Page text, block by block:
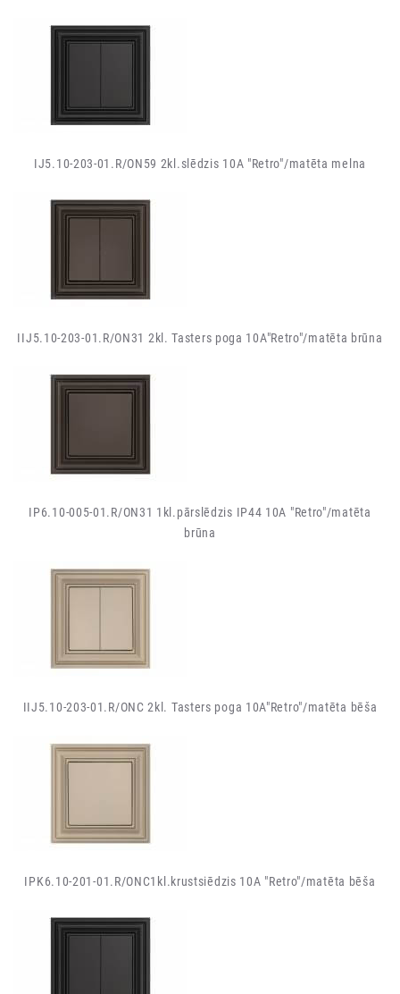
IJ5.10-203-01.R/ON59 2kl.slēdzis 10A "Retro"/matēta melna
IIJ5.10-203-01.R/ON31 2kl. Tasters poga 10A"Retro"/matēta brūna
IP6.10-005-01.R/ON31 1kl.pārslēdzis IP44 10A "Retro"/matēta
brūna
IIJ5.10-203-01.R/ONC 2kl. Tasters poga 10A"Retro"/matēta bēša
IPK6.10-201-01.R/ONC1kl.krustsiēdzis 10A "Retro"/matēta bēša